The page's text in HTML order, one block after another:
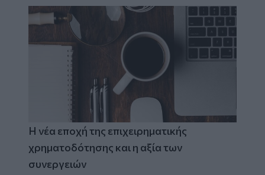
Η νέα εποχή της επιχειρηματικής
χρηματοδότησης και η αξία των
συνεργειών